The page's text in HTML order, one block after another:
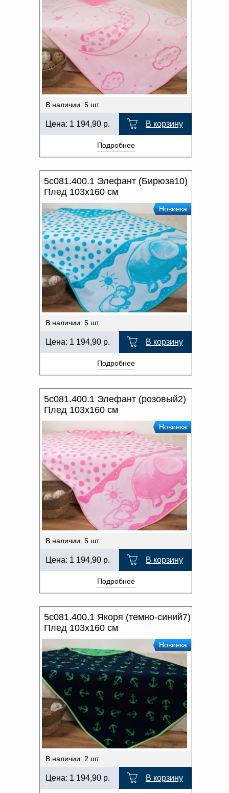
В наличии: 5 шт.
Цена: 1 194,90 р. В корзину
Подробнее
5с081.400.1 Элефант (Бирюза10)
Плед 103х160 см
Новинка
В наличии: 5 шт.
Цена: 1 194,90 р. В корзину
Подробнее
5с081.400.1 Элефант (розовый2)
Плед 103х160 см
Новинка
В наличии: 5 шт.
Цена: 1 194,90 р. В корзину
Подробнее
5с081.400.1 Якоря (темно-синий7)
Плед 103х160 см
Новинка
В наличии: 2 шт.
Цена: 1 194,90 р. В корзину